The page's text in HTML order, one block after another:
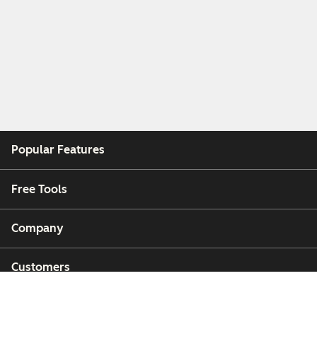
Popular Features
Free Tools
Company
Customers